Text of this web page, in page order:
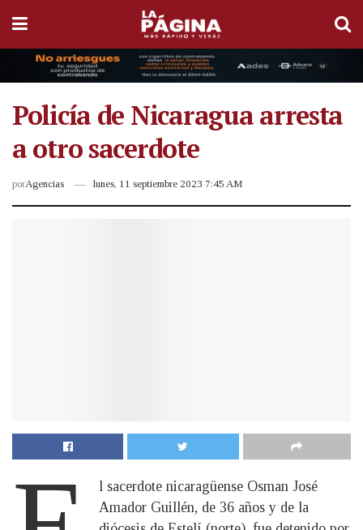
Policía de Nicaragua arresta
a otro sacerdote
porAgencias lunes, 11 septiembre 2023 7:45 AM
l sacerdote nicaragüense Osman José
Amador Guillén, de 36 años y de la